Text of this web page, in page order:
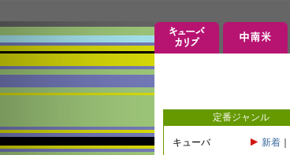
定番ジャンル
キューバ 新着